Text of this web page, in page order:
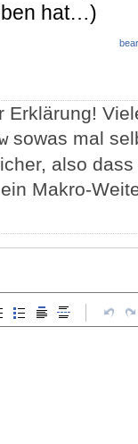
hat…)
Erklärung!
sowas mal
also
Makro-